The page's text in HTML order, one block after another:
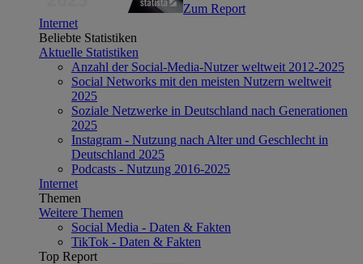
Zum Report
Internet
Beliebte Statistiken
Aktuelle Statistiken
Anzahl der Social-Media-Nutzer weltweit 2012-2025
Social Networks mit den meisten Nutzern weltweit
2025
Soziale Netzwerke in Deutschland nach Generationen
2025
Instagram - Nutzung nach Alter und Geschlecht in
Deutschland 2025
Podcasts - Nutzung 2016-2025
Internet
Themen
Weitere Themen
Social Media - Daten & Fakten
TikTok - Daten & Fakten
Top Report